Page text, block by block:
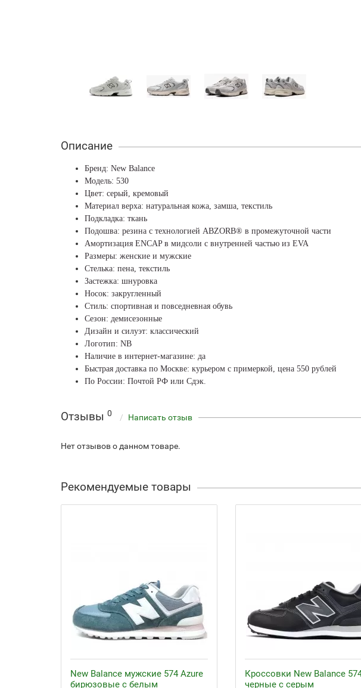
Описание
Бренд: New Balance
Модель: 530
Цвет: серый, кремовый
Материал верха: натуральная кожа, замша, текстиль
Подкладка: ткань
Подошва: резина с технологией ABZORB® в промежуточной части
Амортизация ENCAP в мидсоли с внутренней частью из EVA
Размеры: женские и мужские
Стелька: пена, текстиль
Застежка: шнуровка
Носок: закругленный
Стиль: спортивная и повседневная обувь
Сезон: демисезонные
Дизайн и силуэт: классический
Логотип: NB
Наличие в интернет-магазине: да
Быстрая доставка по Москве: курьером с примеркой, цена 550 рублей
По России: Почтой РФ или Сдэк.
Отзывы 0 Написать отзыв
Нет отзывов о данном товаре.
Рекомендуемые товары
New Balance мужские 574 Azure
бирюзовые с белым
Кроссовки New Balance
черные с серым